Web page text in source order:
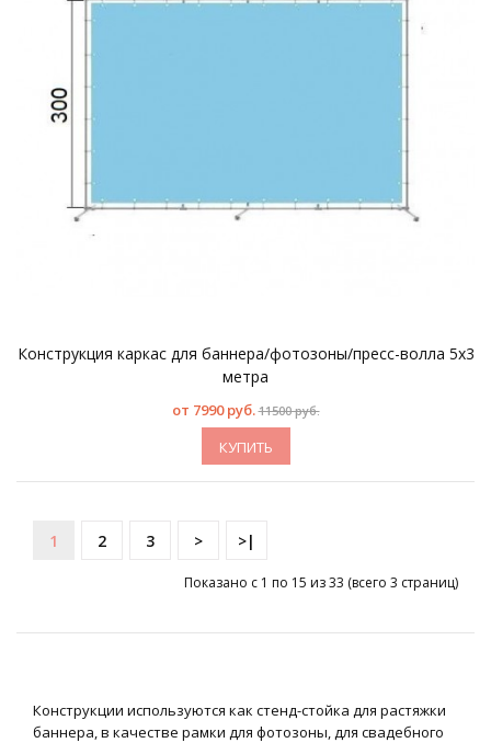
Конструкция каркас для баннера/фотозоны/пресс-волла 5х3
метра
от 7990 руб. 11500 руб.
КУПИТЬ
1 2 3 > >|
Показано с 1 по 15 из 33 (всего 3 страниц)
Конструкции используются как стенд-стойка для растяжки
баннера, в качестве рамки для фотозоны, для свадебного